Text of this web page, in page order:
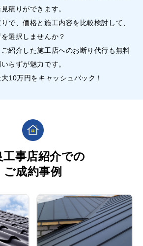
積りができます。
で、価格と施工内容を比較検討して、
選択しませんか？
紹介した施工店へのお断り代行も無料
らずが魅力です。
10万円をキャッシュバック！
工事店紹介での
ご成約事例